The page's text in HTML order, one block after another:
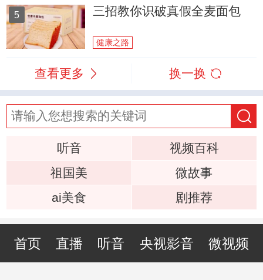
5 三招教你识破真假全麦面包
健康之路
查看更多 换一换
听音
视频百科
祖国美
微故事
ai美食
剧推荐
首页 直播 听音 央视影音 微视频